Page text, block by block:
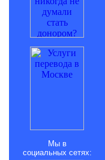
Мы в
социальных сетях: